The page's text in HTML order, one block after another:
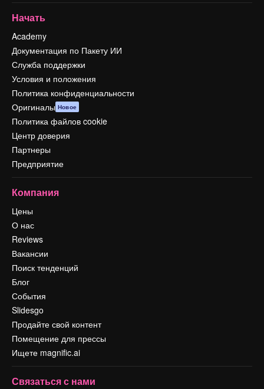
Начать
Academy
Документация по Пакету ИИ
Служба поддержки
Условия и положения
Политика конфиденциальности
Оригиналы Новое
Политика файлов cookie
Центр доверия
Партнеры
Предприятие
Компания
Цены
О нас
Reviews
Вакансии
Поиск тенденций
Блог
События
Slidesgo
Продайте свой контент
Помещение для прессы
Ищете magnific.ai
Связаться с нами